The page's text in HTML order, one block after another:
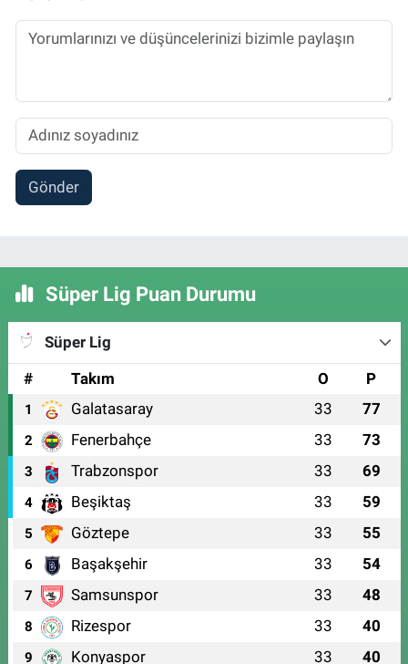
Gönder
Süper Lig Puan Durumu
Süper Lig
#
Takım O P
1 Galatasaray 33 77
2 Fenerbahçe 33 73
3 Trabzonspor 33 69
4 Beşiktaş 33 59
5 Göztepe 33 55
6 Başakşehir 33 54
7 Samsunspor 33 48
8 Rizespor 33 40
9 Konyaspor 33 40